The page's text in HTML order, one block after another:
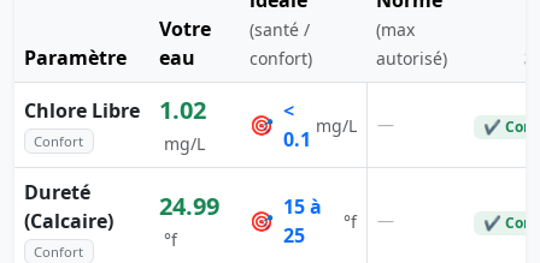
Paramètre
Votre
eau
(santé /
confort)
(max
autorisé)
Chlore Libre
Confort
1.02
mg/L
🎯
<
0.1
mg/L — ✔
Dureté
(Calcaire)
Confort
24.99
°f
🎯
15 à
25
°f — ✔